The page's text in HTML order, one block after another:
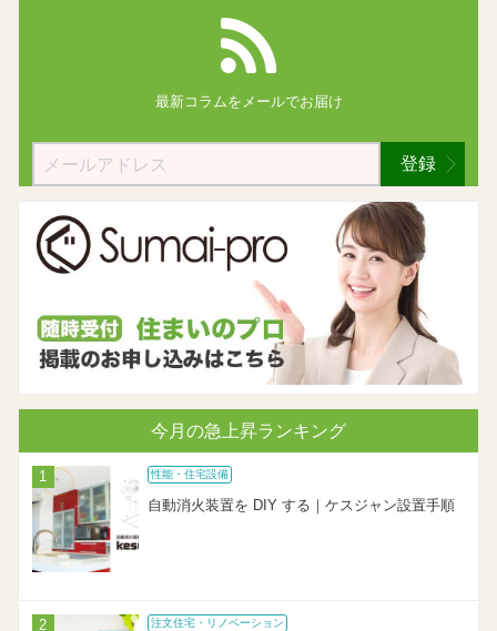
最新コラムを メールでお届け
登録
今月の急上昇ランキング
性能・住宅設備
自動消火装置を DIY する｜ケスジャン設置手順
注文住宅・リノベーション